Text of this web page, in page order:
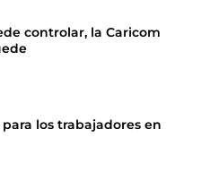
controlar, la Caricom
los trabajadores en